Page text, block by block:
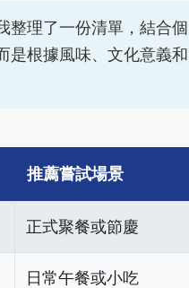
整理了一份清單，結合個
是根據風味、文化意義和
推薦嘗試場景
正式聚餐或節慶
日常午餐或小吃